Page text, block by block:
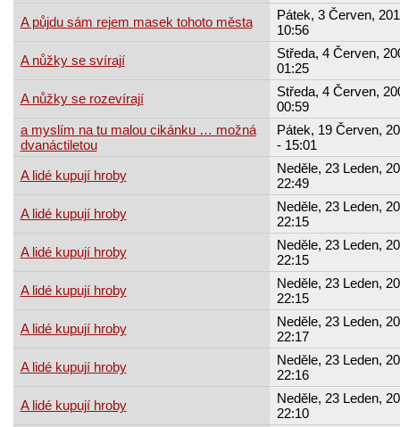
A půjdu sám rejem masek tohoto města
Pátek, 3 Červen,
10:56
A nůžky se svírají
Středa, 4 Červen,
01:25
A nůžky se rozevírají
Středa, 4 Červen,
00:59
a myslím na tu malou cikánku … možná
dvanáctiletou
Pátek, 19 Červen,
- 15:01
A lidé kupují hroby
Neděle, 23 Leden,
22:49
A lidé kupují hroby
Neděle, 23 Leden,
22:15
A lidé kupují hroby
Neděle, 23 Leden,
22:15
A lidé kupují hroby
Neděle, 23 Leden,
22:15
A lidé kupují hroby
Neděle, 23 Leden,
22:17
A lidé kupují hroby
Neděle, 23 Leden,
22:16
A lidé kupují hroby
Neděle, 23 Leden,
22:10